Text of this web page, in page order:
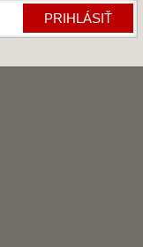
PRIHLÁSIŤ